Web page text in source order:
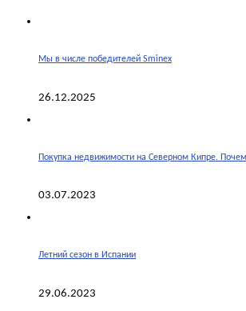
Мы в числе победителей Sminex
26.12.2025
Покупка недвижимости на Северном Кипре.
03.07.2023
Летний сезон в Испании
29.06.2023